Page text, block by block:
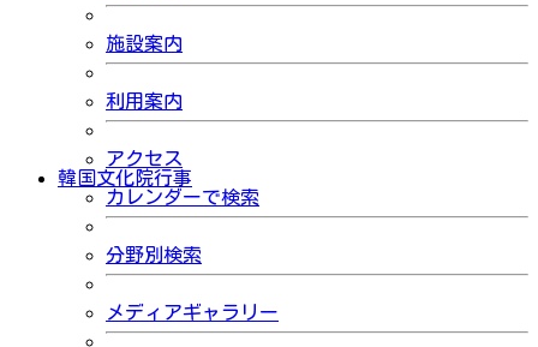
施設案内
利用案内
アクセス
韓国文化院行事
カレンダーで検索
分野別検索
メディアギャラリー